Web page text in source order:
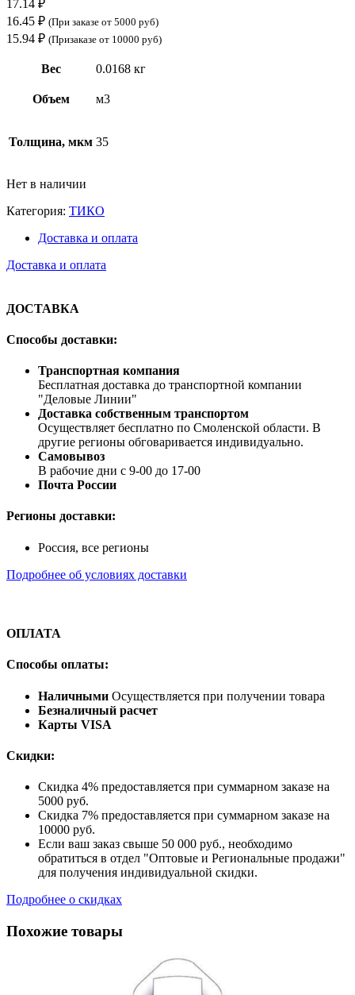
17.14 ₽
16.45 ₽ (При заказе от 5000 руб)
15.94 ₽ (Призаказе от 10000 руб)
Вес 0.0168 кг
Объем м3
Толщина, мкм 35
Нет в наличии
Категория: ТИКО
Доставка и оплата
Доставка и оплата
ДОСТАВКА
Способы доставки:
Транспортная компания
Бесплатная доставка до транспортной компании
"Деловые Линии"
Доставка собственным транспортом
Осуществляет бесплатно по Смоленской области. В
другие регионы обговаривается индивидуально.
Самовывоз
В рабочие дни с 9-00 до 17-00
Почта России
Регионы доставки:
Россия, все регионы
Подробнее об условиях доставки
ОПЛАТА
Способы оплаты:
Наличными Осуществляется при получении товара
Безналичный расчет
Карты VISA
Скидки:
Скидка 4% предоставляется при суммарном заказе на
5000 руб.
Скидка 7% предоставляется при суммарном заказе на
10000 руб.
Если ваш заказ свыше 50 000 руб., необходимо
обратиться в отдел "Оптовые и Региональные продажи"
для получения индивидуальной скидки.
Подробнее о скидках
Похожие товары